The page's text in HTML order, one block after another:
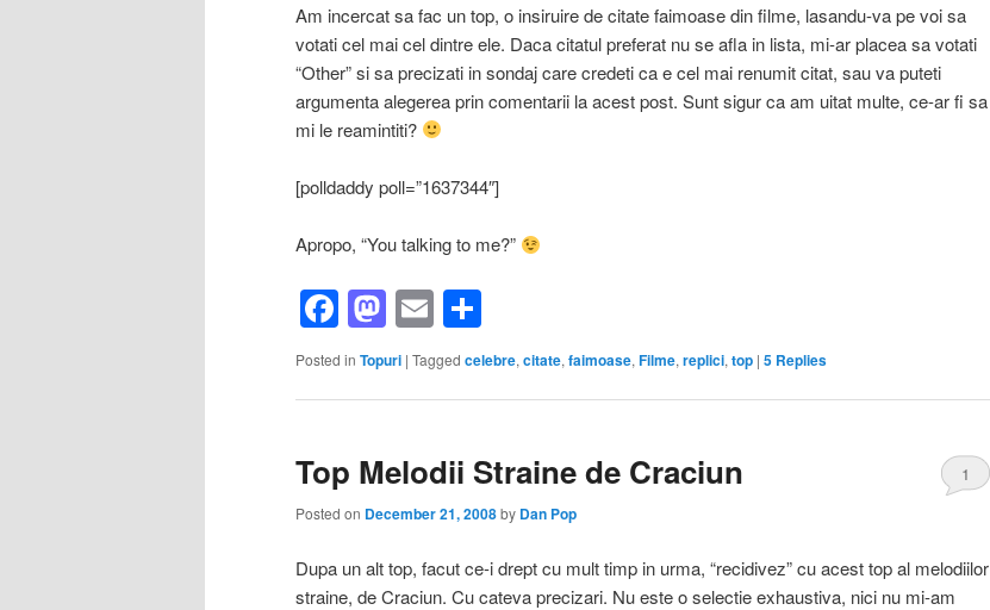
Am incercat sa fac un top, o insiruire de citate faimoase din filme, lasandu-va pe voi sa
votati cel mai cel dintre ele. Daca citatul preferat nu se afla in lista, mi-ar placea sa votati
“Other” si sa precizati in sondaj care credeti ca e cel mai renumit citat, sau va puteti
argumenta alegerea prin comentarii la acest post. Sunt sigur ca am uitat multe, ce-ar fi sa
mi le reamintiti?
[polldaddy poll=”1637344″]
Apropo, “You talking to me?”
Facebook
Mastodon
Email
Posted in Topuri | Tagged celebre, citate, faimoase, Filme, replici, top | 5 Replies
Top Melodii Straine de Craciun
Posted on December 21, 2008by Dan Pop
1
Dupa un alt top, facut ce-i drept cu mult timp in urma, “recidivez” cu acest top al melodiilor
straine, de Craciun. Cu cateva precizari. Nu este o selectie exhaustiva, nici nu mi-am